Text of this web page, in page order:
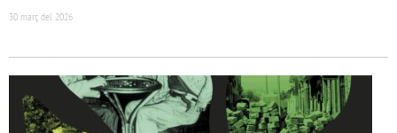
30 març del 2026